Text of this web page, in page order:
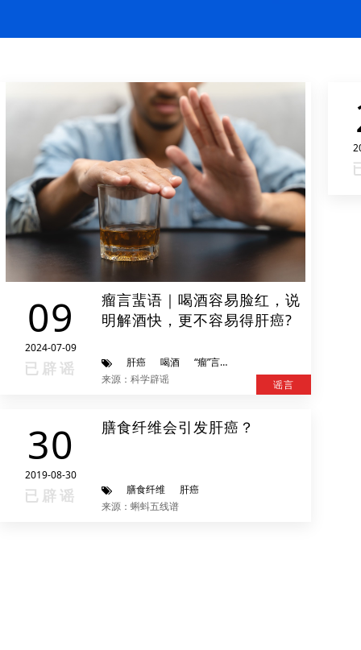
09
2024-07-09
已辟谣
瘤言蜚语｜喝酒容易脸红，说
明解酒快，更不容易得肝癌?
肝癌 喝酒
“瘤”言蜚语
来源：科学辟谣
谣言
30
2019-08-30
已辟谣
膳食纤维会引发肝癌？
膳食纤维
肝癌
来源：蝌蚪五线谱